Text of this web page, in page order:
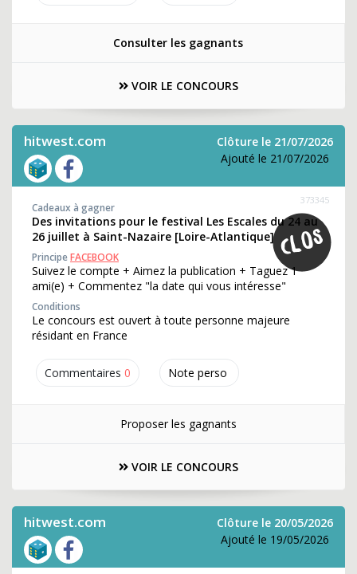
Consulter les gagnants
VOIR LE CONCOURS
hitwest.com
Clôture le 21/07/2026
Ajouté le 21/07/2026
Commentaires 0 Note perso
373345
Cadeaux à gagner
Des invitations pour le festival Les Escales du 24 au
26 juillet à Saint-Nazaire [Loire-Atlantique]
PrincipeFACEBOOK
Suivez le compte + Aimez la publication + Taguez 1
ami(e) + Commentez "la date qui vous intéresse"
Conditions
Le concours est ouvert à toute personne majeure
résidant en France
Proposer les gagnants
VOIR LE CONCOURS
hitwest.com
Clôture le 20/05/2026
Ajouté le 19/05/2026